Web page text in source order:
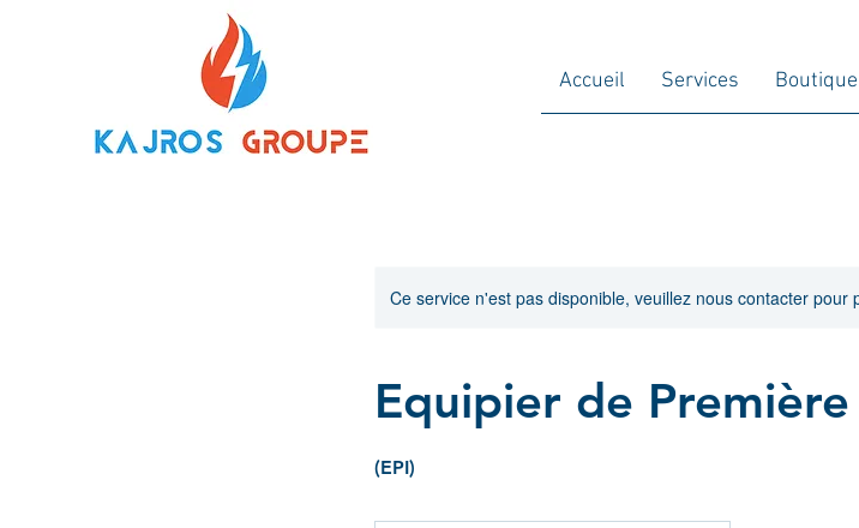
Accueil Services Boutique
Ce service n'est pas disponible, veuillez nous contacter pour
Equipier de
(EPI)